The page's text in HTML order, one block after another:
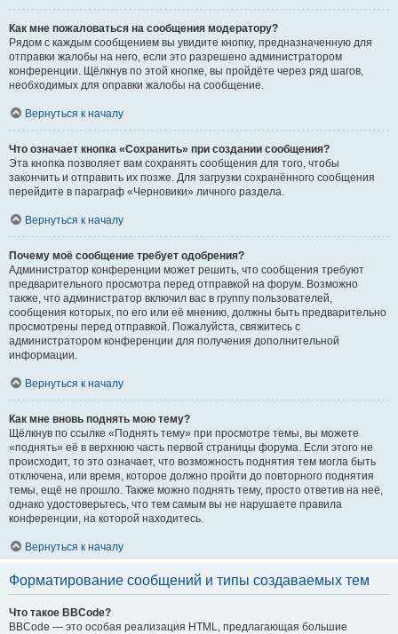
Как мне пожаловаться на сообщения модератору?
Рядом с каждым сообщением вы увидите кнопку, предназначенную для
отправки жалобы на него, если это разрешено администратором
конференции. Щёлкнув по этой кнопке, вы пройдёте через ряд шагов,
необходимых для оправки жалобы на сообщение.
Вернуться к началу
Что означает кнопка «Сохранить» при создании сообщения?
Эта кнопка позволяет вам сохранять сообщения для того, чтобы
закончить и отправить их позже. Для загрузки сохранённого сообщения
перейдите в параграф «Черновики» личного раздела.
Вернуться к началу
Почему моё сообщение требует одобрения?
Администратор конференции может решить, что сообщения требуют
предварительного просмотра перед отправкой на форум. Возможно
также, что администратор включил вас в группу пользователей,
сообщения которых, по его или её мнению, должны быть предварительно
просмотрены перед отправкой. Пожалуйста, свяжитесь с
администратором конференции для получения дополнительной
информации.
Вернуться к началу
Как мне вновь поднять мою тему?
Щёлкнув по ссылке «Поднять тему» при просмотре темы, вы можете
«поднять» её в верхнюю часть первой страницы форума. Если этого не
происходит, то это означает, что возможность поднятия тем могла быть
отключена, или время, которое должно пройти до повторного поднятия
темы, ещё не прошло. Также можно поднять тему, просто ответив на неё,
однако удостоверьтесь, что тем самым вы не нарушаете правила
конференции, на которой находитесь.
Вернуться к началу
Форматирование сообщений и типы создаваемых тем
Что такое BBCode?
BBCode — это особая реализация HTML, предлагающая большие